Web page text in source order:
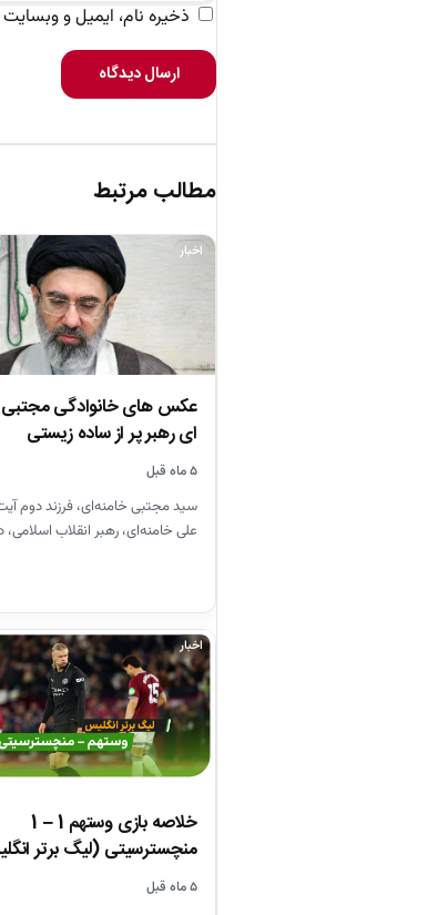
ذخیره نام، ایمیل و
ارسال دیدگاه
مطالب مرتبط
اخبار
عکس های خانوادگی مجتبی
ای رهبر پر از ساده زیستی
۵ ماه قبل
سید مجتبی خامنه‌ای، فرزند دوم
علی خامنه‌ای، رهبر انقلاب اسلامی،
اخبار
خلاصه بازی وستهم 1 – 1
منچسترسیتی (لیگ برتر
۵ ماه قبل